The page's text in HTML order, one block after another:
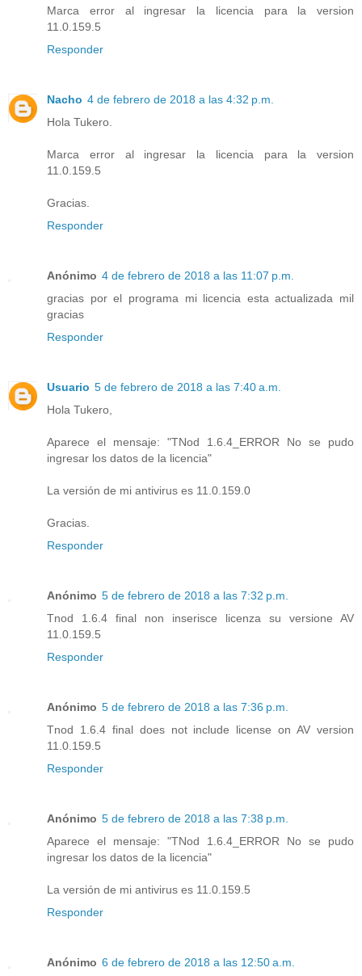
Marca error al ingresar la licencia para la version
11.0.159.5
Responder
Nacho 4 de febrero de 2018 a las 4:32 p.m.
Hola Tukero.
Marca error al ingresar la licencia para la version
11.0.159.5
Gracias.
Responder
Anónimo 4 de febrero de 2018 a las 11:07 p.m.
gracias por el programa mi licencia esta actualizada mil
gracias
Responder
Usuario 5 de febrero de 2018 a las 7:40 a.m.
Hola Tukero,
Aparece el mensaje: "TNod 1.6.4_ERROR No se pudo
ingresar los datos de la licencia"
La versión de mi antivirus es 11.0.159.0
Gracias.
Responder
Anónimo 5 de febrero de 2018 a las 7:32 p.m.
Tnod 1.6.4 final non inserisce licenza su versione AV
11.0.159.5
Responder
Anónimo 5 de febrero de 2018 a las 7:36 p.m.
Tnod 1.6.4 final does not include license on AV version
11.0.159.5
Responder
Anónimo 5 de febrero de 2018 a las 7:38 p.m.
Aparece el mensaje: "TNod 1.6.4_ERROR No se pudo
ingresar los datos de la licencia"
La versión de mi antivirus es 11.0.159.5
Responder
Anónimo 6 de febrero de 2018 a las 12:50 a.m.